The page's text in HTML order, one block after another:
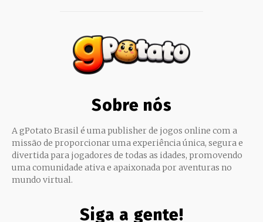
Sobre nós
A gPotato Brasil é uma publisher de jogos online com a
missão de proporcionar uma experiência única, segura e
divertida para jogadores de todas as idades, promovendo
uma comunidade ativa e apaixonada por aventuras no
mundo virtual.
Siga a gente!